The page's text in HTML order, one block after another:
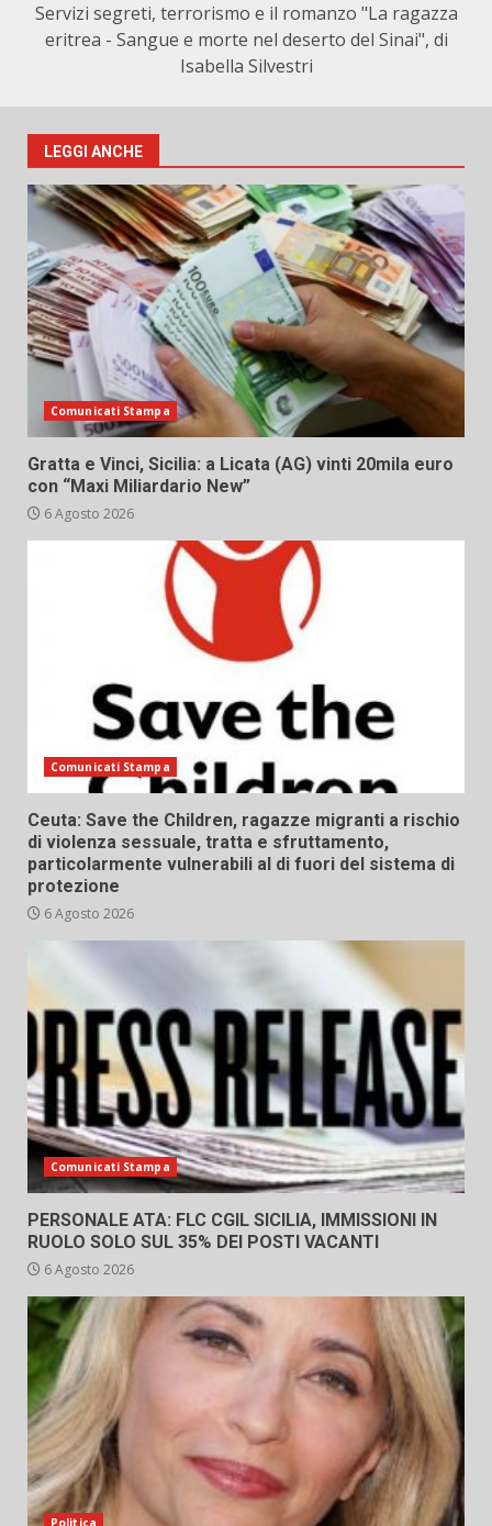
Servizi segreti, terrorismo e il romanzo "La ragazza
eritrea - Sangue e morte nel deserto del Sinai", di
Isabella Silvestri
LEGGI ANCHE
Comunicati Stampa
Gratta e Vinci, Sicilia: a Licata (AG) vinti 20mila euro
con “Maxi Miliardario New”
6 Agosto 2026
Comunicati Stampa
Ceuta: Save the Children, ragazze migranti a rischio
di violenza sessuale, tratta e sfruttamento,
particolarmente vulnerabili al di fuori del sistema di
protezione
6 Agosto 2026
Comunicati Stampa
PERSONALE ATA: FLC CGIL SICILIA, IMMISSIONI IN
RUOLO SOLO SUL 35% DEI POSTI VACANTI
6 Agosto 2026